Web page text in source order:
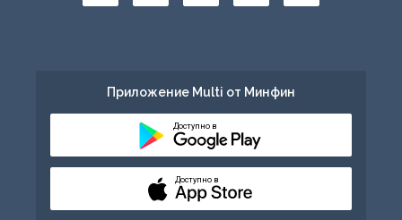
Приложение Multi от Минфин
Доступно в
Доступно в